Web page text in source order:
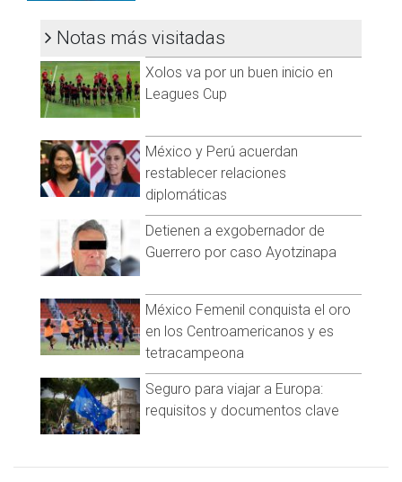
Visita y accede a todo nuestro contenido |
www.cadenanoticias.com
@cadena_noticias
Facebook:@cadenanoticiasmx
@cadena_noticias| TikTok:@CadenaNoticias
https://t.me/GrupoCadenaResumen
Notas más visitadas
Xolos va por un buen inicio en
Leagues Cup
México y Perú acuerdan
restablecer relaciones
diplomáticas
Detienen a exgobernador de
Guerrero por caso Ayotzinapa
México Femenil conquista el oro
en los Centroamericanos y es
tetracampeona
Seguro para viajar a Europa:
requisitos y documentos clave